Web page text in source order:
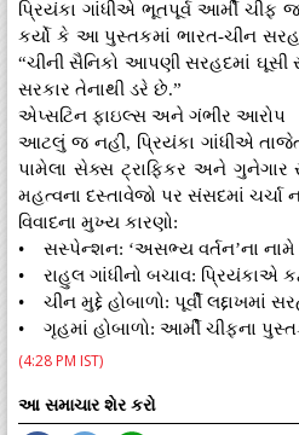
પ્રિયંકા ગાંધીએ ભૂતપૂર્વ આર્મી
કર્યો કે આ પુસ્તકમાં ભારત-ચીન
“ચીની સૈનિકો આપણી સરહદમાં
સરકાર તેનાથી ડરે છે.”
એપ્સટિન ફાઇલ્સ અને ગંભીર આરોપ
આટલું જ નહીં, પ્રિયંકા ગાંધીએ
પામેલા સેક્સ ટ્રાફિકર અને ગુનેગાર
મહત્વના દસ્તાવેજો પર સંસદમાં ચર્ચા
વિવાદના મુખ્ય કારણો:
• સસ્પેન્શન: ‘અસભ્ય વર્તન’ના નામે 8
• રાહુલ ગાંધીનો બચાવ: પ્રિયંકાએ
• ચીન મુદ્દે હોબાળો: પૂર્વી લદ્દાખમાં
• ગૃહમાં હોબાળો: આર્મી ચીફના
(4:28 PM IST)
આ સમાચાર શેર કરો